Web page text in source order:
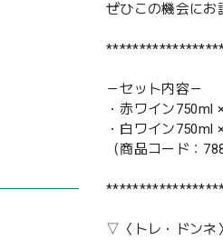
ぜひこの機会にお
－セット内容－
・赤ワイン750ml
・白ワイン750ml
（商品コード：
▽〈トレ・ドンネ